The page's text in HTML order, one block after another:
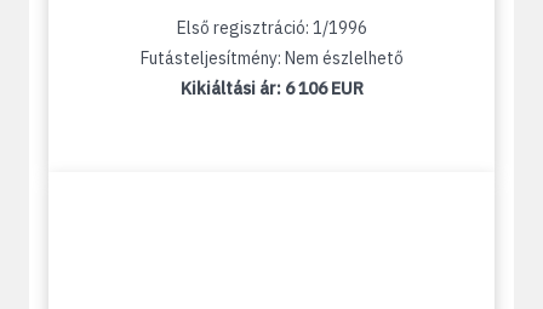
Első regisztráció: 1/1996
Futásteljesítmény: Nem észlelhető
Kikiáltási ár: 6 106 EUR